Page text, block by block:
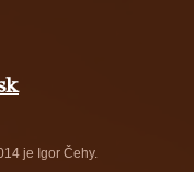
je Igor Čehy.